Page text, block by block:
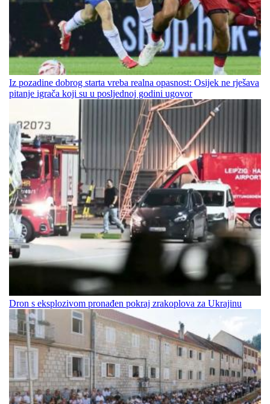
Iz pozadine dobrog starta vreba realna opasnost: Osijek ne rješava
pitanje igrača koji su u posljednoj godini ugovor
Dron s eksplozivom pronađen pokraj zrakoplova za Ukrajinu